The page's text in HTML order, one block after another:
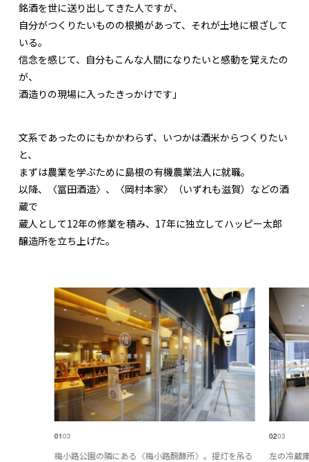
銘酒を世に送り出してきた人ですが、
自分がつくりたいものの根拠があって、それが土地に根ざして
いる。
信念を感じて、自分もこんな人間になりたいと感動を覚えたの
が、
酒造りの現場に入ったきっかけです」
文系であったのにもかかわらず、いつかは酒米からつくりたい
と、
まずは農業を学ぶために島根の有機農業法人に就職。
以降、〈冨田酒造〉、〈岡村本家〉（いずれも滋賀）などの酒
蔵で
蔵人として12年の修業を積み、17年に独立してハッピー太郎
醸造所を立ち上げた。
0103
梅小路公園の隣にある〈梅小路醗酵所〉。提灯を吊る
0203
左の冷蔵